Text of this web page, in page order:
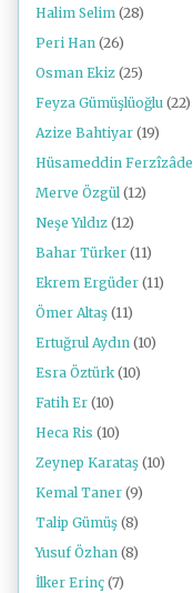
Halim Selim (28)
Peri Han (26)
Osman Ekiz (25)
Feyza Gümüşlüoğlu (22)
Azize Bahtiyar (19)
Hüsameddin Ferzîzâde
Merve Özgül (12)
Neşe Yıldız (12)
Bahar Türker (11)
Ekrem Ergüder (11)
Ömer Altaş (11)
Ertuğrul Aydın (10)
Esra Öztürk (10)
Fatih Er (10)
Heca Ris (10)
Zeynep Karataş (10)
Kemal Taner (9)
Talip Gümüş (8)
Yusuf Özhan (8)
İlker Erinç (7)